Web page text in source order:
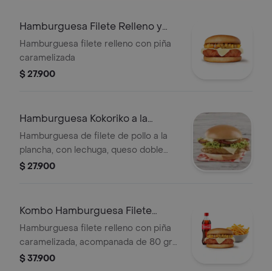
Hamburguesa Filete Relleno y
pina
Hamburguesa filete relleno con piña
caramelizada
$ 27.900
Hamburguesa Kokoriko a la
plancha
Hamburguesa de filete de pollo a la
plancha, con lechuga, queso doble
crema, maduritos y 1 salsa de tu
$ 27.900
Kombo Hamburguesa Filete
Relleno y pina
Hamburguesa filete relleno con piña
caramelizada, acompanada de 80 gr
de papas a la francesa y gaseosa de
$ 37.900